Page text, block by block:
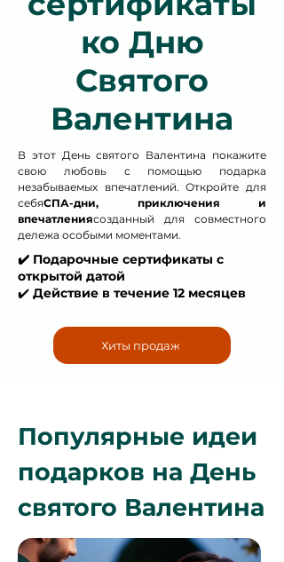
ко Дню
Святого
Валентина
В этот День святого Валентина покажите
свою любовь с помощью подарка
незабываемых впечатлений. Откройте для
себяСПА-дни, приключения и
впечатлениясозданный для совместного
дележа особыми моментами.
✔️ Подарочные сертификаты с
открытой датой
✔️ Действие в течение 12 месяцев
Хиты продаж
Популярные идеи
подарков на День
святого Валентина